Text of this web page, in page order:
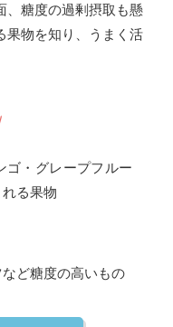
、糖度の過剰摂取も懸
果物を知り、うまく活
ゴ・グレープフルー
る果物
ど糖度の高いもの